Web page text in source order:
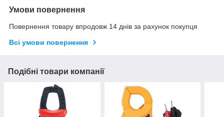
Умови повернення
Повернення товару впродовж 14 днів за рахунок покупця
Всі умови повернення
Подібні товари компанії